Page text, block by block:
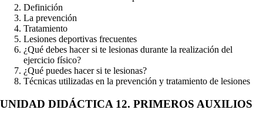
Definición
La prevención
Tratamiento
Lesiones deportivas frecuentes
¿Qué debes hacer si te lesionas durante la realización del
ejercicio físico?
¿Qué puedes hacer si te lesionas?
Técnicas utilizadas en la prevención y tratamiento de lesiones
UNIDAD DIDÁCTICA 12. PRIMEROS AUXILIOS